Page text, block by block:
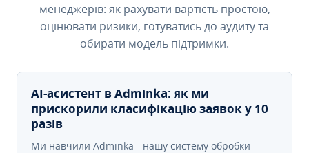
менеджерів: як рахувати вартість простою,
оцінювати ризики, готуватись до аудиту та
обирати модель підтримки.
AI-асистент в Adminka: як ми
прискорили класифікацію заявок у 10
разів
Ми навчили Adminka - нашу систему обробки